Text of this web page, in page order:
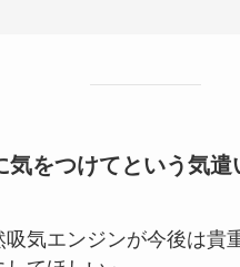
をつけてという気遣
吸気エンジンが今後は貴